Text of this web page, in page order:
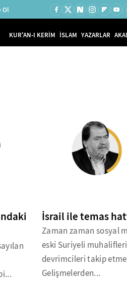
Ol
KUR'AN-I KERİM İSLAM YAZARLAR
İsrail ile temas
Zaman zaman sosyal
eski Suriyeli
devrimcileri takip
Gelişmelerden...